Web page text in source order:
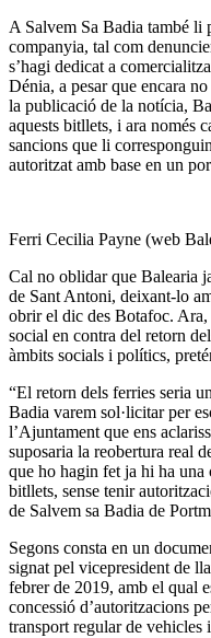
A Salvem Sa Badia també li
companyia, tal com
s’hagi dedicat a
Dénia, a pesar que encara
la publicació de la notícia,
aquests bitllets, i ara només
sancions que li
autoritzat amb base en un
Ferri Cecilia Payne (web
Cal no oblidar que Balearia
de Sant Antoni, deixant-lo
obrir el dic des Botafoc.
social en contra del retorn
àmbits socials i polítics,
“El retorn dels ferries seria
Badia varem sol·licitar per
l’Ajuntament que ens
suposaria la reobertura real
que ho hagin fet ja hi ha una
bitllets, sense tenir
de Salvem sa Badia de
Segons consta en un
signat pel vicepresident de
febrer de 2019, amb el qual
concessió d’autoritzacions
transport regular de vehicles